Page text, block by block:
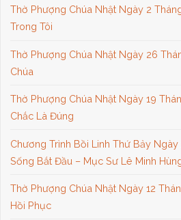
Thờ Phượng Chúa Nhật Ngày 2
Trong Tôi
Thờ Phượng Chúa Nhật Ngày 26
Chúa
Thờ Phượng Chúa Nhật Ngày 19
Chắc Là Đúng
Chương Trình Bồi Linh Thứ Bảy
Sống Bắt Đầu – Mục Sư Lê Minh
Thờ Phượng Chúa Nhật Ngày 12
Hồi Phục